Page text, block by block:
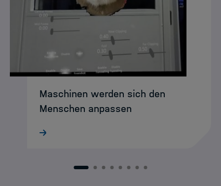
Maschinen werden sich den
Menschen anpassen
Was heute noch wie Science-Fiction
intuitiv durch komplexe
1 2 3 4 5 6 7 8